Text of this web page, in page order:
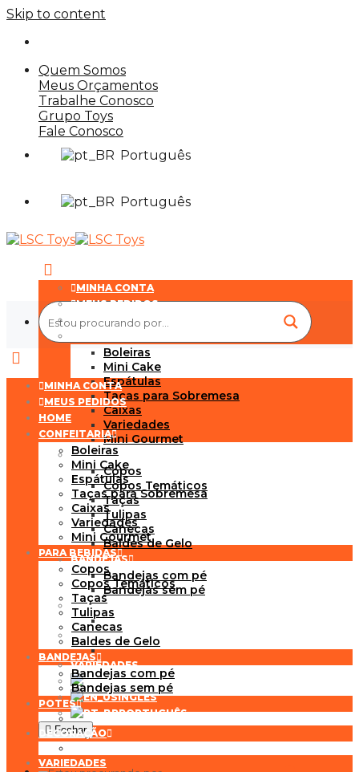
Skip to content
Quem Somos
Meus Orçamentos
Trabalhe Conosco
Grupo Toys
Fale Conosco
Português
Português
MINHA CONTA
MEUS PEDIDOS
HOME
Boleiras
Mini Cake
Espátulas
Taças para Sobremesa
Caixas
Variedades
Mini Gourmet
PARA BEBIDAS
Copos
Copos Temáticos
Taças
Tulipas
Canecas
Baldes de Gelo
BANDEJAS
Bandejas com pé
Bandejas sem pé
POTES
DECORAÇÃO
VARIEDADES
ESPANHOL
INGLÊS
PORTUGUÊS
Fechar
MINHA CONTA
MEUS PEDIDOS
HOME
CONFEITARIA
Boleiras
Mini Cake
Espátulas
Taças para Sobremesa
Caixas
Variedades
Mini Gourmet
PARA BEBIDAS
Copos
Copos Temáticos
Taças
Tulipas
Canecas
Baldes de Gelo
BANDEJAS
Bandejas com pé
Bandejas sem pé
POTES
DECORAÇÃO
VARIEDADES